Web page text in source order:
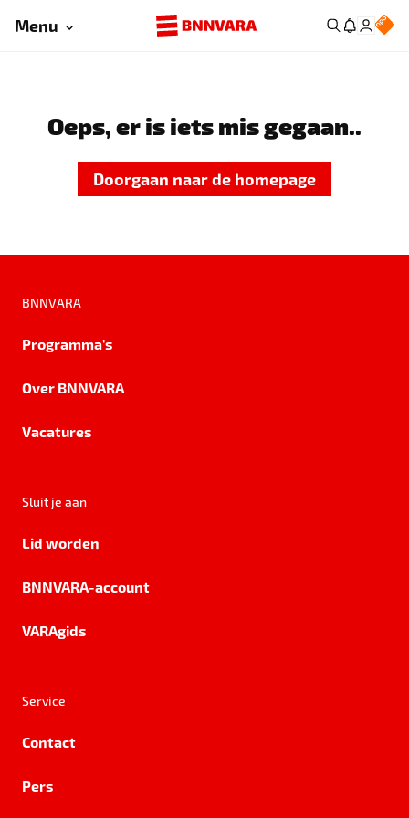
Menu
Oeps, er is iets mis gegaan..
Doorgaan naar de homepage
BNNVARA
Programma's
Over BNNVARA
Vacatures
Sluit je aan
Lid worden
BNNVARA-account
VARAgids
Service
Contact
Pers